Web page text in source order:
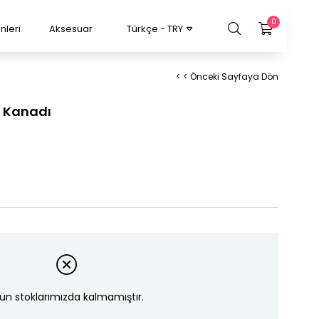
0
Türkçe - TRY
Aksesuar
< < Önceki Sayfaya Dön
Kanadı
stoklarımızda kalmamıştır.